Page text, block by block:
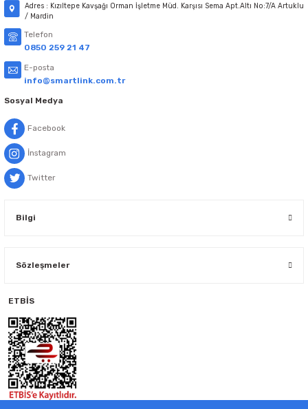
Adres : Kızıltepe Kavşağı Orman İşletme Müd. Karşısı Sema Apt.Altı No:7/A Artuklu
/ Mardin
Telefon
0850 259 21 47
E-posta
info@smartlink.com.tr
Sosyal Medya
Facebook
İnstagram
Twitter
Bilgi
Sözleşmeler
ETBİS